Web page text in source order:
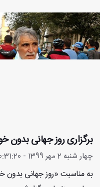
برگزاری روز جهانی بدون
چهار شنبه 2 مهر 1399 - 10:31:20
به مناسبت «روز جهانی بدون